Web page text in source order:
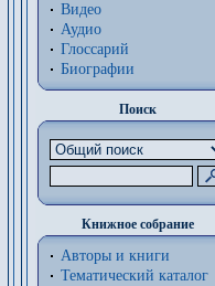
Видео
Аудио
Глоссарий
Биографии
Поиск
Книжное собрание
Авторы и книги
Тематический каталог